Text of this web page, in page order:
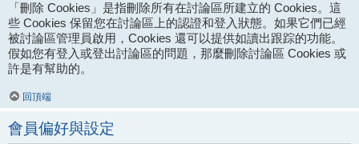
「刪除 Cookies」是指刪除所有在討論區所建立的 Cookies。這
些 Cookies 保留您在討論區上的認證和登入狀態。如果它們已經
被討論區管理員啟用，Cookies 還可以提供如讀出跟踪的功能。
假如您有登入或登出討論區的問題，那麼刪除討論區 Cookies 或
許是有幫助的。
回頂端
會員偏好與設定